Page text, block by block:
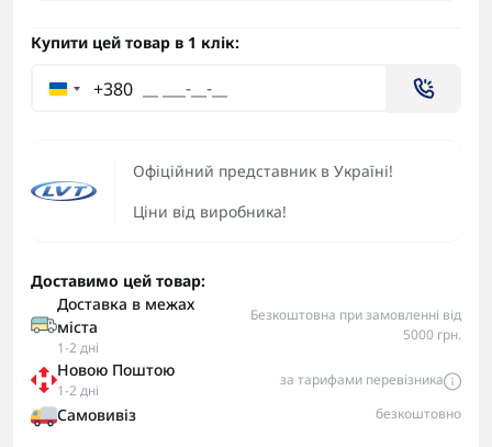
Офіційний представник в Україні!
Ціни від виробника!
Купити цей товар в 1 клік:
+380
Доставимо цей товар:
Доставка в межах
міста
1-2 дні
Безкоштовна при замовленні від
5000 грн.
Новою Поштою
1-2 дні
за тарифами перевізника
Самовивіз безкоштовно